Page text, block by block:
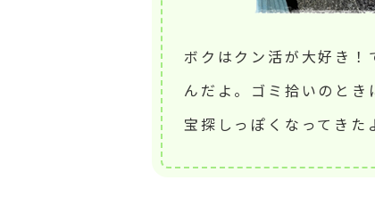
ボクはクン活が大好き！
んだよ。ゴミ拾いのと
宝探しっぽくなってき